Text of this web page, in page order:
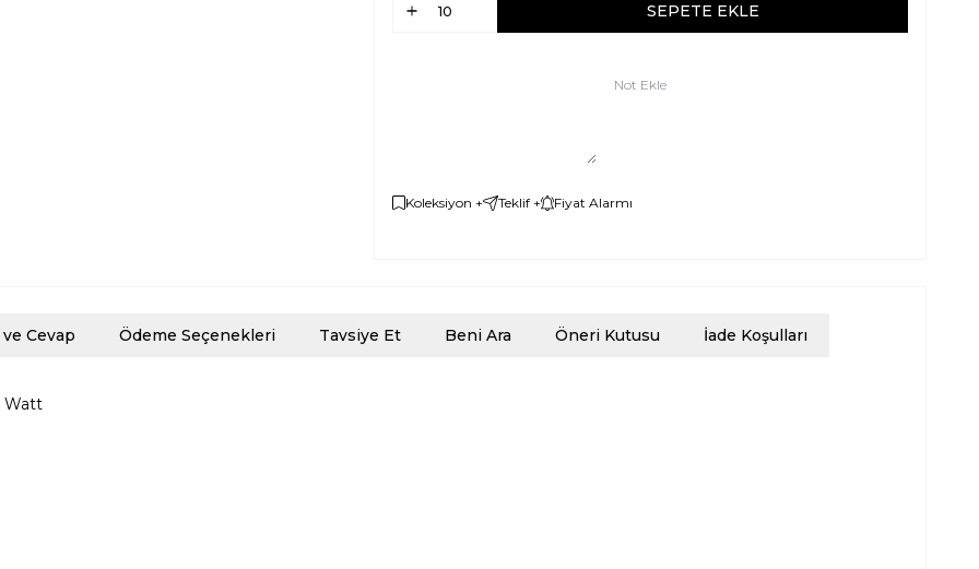
SEPETE EKLE
Not Ekle
Koleksiyon + Teklif + Fiyat Alarmı
Cevap Ödeme Seçenekleri Tavsiye Et Beni Ara Öneri Kutusu İade Koşulları
Watt